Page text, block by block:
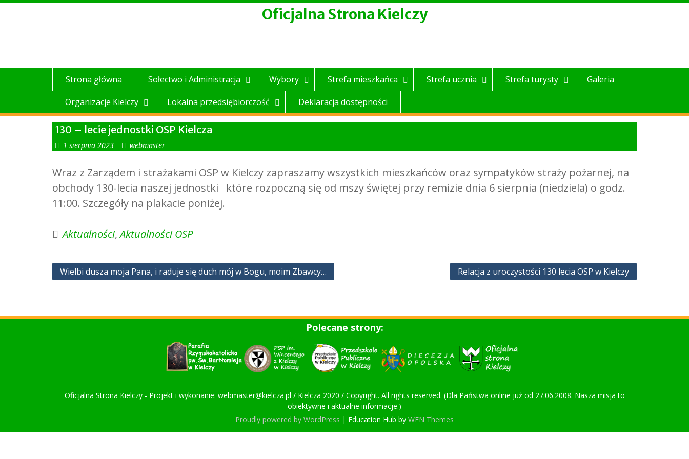
Skip
Oficjalna Strona Kielczy
Strona główna Sołectwo i Administracja Wybory Strefa mieszkańca Strefa ucznia Strefa turysty
Galeria
Organizacje Kielczy
Lokalna przedsiębiorczość Deklaracja dostępności
130 – lecie jednostki OSP Kielcza
1 sierpnia 2023 webmaster
Wraz z Zarządem i strażakami OSP w Kielczy zapraszamy wszystkich mieszkańców oraz sympatyków straży pożarnej, na
obchody 130-lecia naszej jednostki które rozpoczną się od mszy świętej przy remizie dnia 6 sierpnia (niedziela) o godz.
11:00. Szczegóły na plakacie poniżej.
Aktualności,Aktualności OSP
Nawigacja
Wielbi dusza moja Pana, i raduje się duch mój w Bogu, moim Zbawcy… Relacja z uroczystości 130 lecia OSP w Kielczy
Polecane strony:
Oficjalna Strona Kielczy - Projekt i wykonanie: webmaster@kielcza.pl / Kielcza 2020 / Copyright. All rights reserved. (Dla Państwa online już od 27.06.2008. Nasza misja to
obiektywne i aktualne informacje.)
Proudly powered by WordPress | Education Hub by WEN Themes